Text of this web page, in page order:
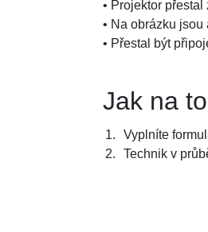
• Projektor
• Na obrázku jsou
• Přestal být
Jak na
Vyplníte
Technik v